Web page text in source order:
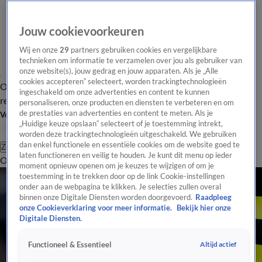
Overzicht Laatste nieuws Regionieuws Het beste van Hart
Tip de
redactie
Volg Hart van Nederland
Zoeken
OverzichtRegioUitzendingenWeerTip de redactiePanelVideo's
Jouw cookievoorkeuren
Wij en onze29 partners gebruiken cookies en vergelijkbare
technieken om informatie te verzamelen over jou als gebruiker van
onze website(s), jouw gedrag en jouw apparaten. Als je „Alle
cookies accepteren” selecteert, worden trackingtechnologieën
ingeschakeld om onze advertenties en content te kunnen
personaliseren, onze producten en diensten te verbeteren en om
de prestaties van advertenties en content te meten. Als je
„Huidige keuze opslaan” selecteert of je toestemming intrekt,
worden deze trackingtechnologieën uitgeschakeld. We gebruiken
dan enkel functionele en essentiële cookies om de website goed te
laten functioneren en veilig te houden. Je kunt dit menu op ieder
moment opnieuw openen om je keuzes te wijzigen of om je
toestemming in te trekken door op de link Cookie-instellingen
onder aan de webpagina te klikken. Je selecties zullen overal
binnen onze Digitale Diensten worden doorgevoerd. Raadpleeg
onze Cookieverklaring voor meer informatie.
Bekijk hier onze
Digitale Diensten.
Functioneel & Essentieel Altijd actief